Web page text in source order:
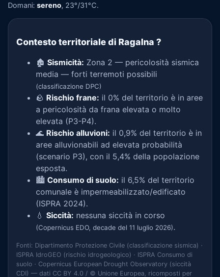
Domani: sereno, 23°/31°C.
Contesto territoriale di Ragalna ?
🏚️ Sismicità: Zona 2 — pericolosità sismica
media — forti terremoti possibili
(classificazione DPC)
🪨 Rischio frane: il 0% del territorio è in aree
a pericolosità da frana elevata o molto
elevata (P3-P4).
🌊 Rischio alluvioni: il 0,9% del territorio è in
aree alluvionabili ad elevata probabilità
(scenario P3), con il 5,4% della popolazione
esposta.
🏙️ Consumo di suolo: il 6,5% del territorio
comunale è impermeabilizzato/edificato
(ISPRA 2024).
💧 Siccità: nessuna siccità in corso
(Copernicus EDO, decade del 11 luglio 2026).
Fonti: Dipartimento Protezione Civile (classificazione sismica) ·
ISPRA IdroGEO (rischio idrogeologico) · ISPRA Consumo di
suolo · Copernicus European Drought Observatory (siccità
CDI) — dati CC BY 4.0 / © Unione Europea, ricomposti per